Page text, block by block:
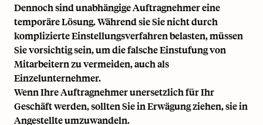
Dennoch sind unabhängige Auftragnehmer eine
temporäre Lösung. Während sie Sie nicht durch
komplizierte Einstellungsverfahren belasten, müssen
Sie vorsichtig sein, um die falsche Einstufung von
Mitarbeitern zu vermeiden, auch als
Einzelunternehmer.
Wenn Ihre Auftragnehmer unersetzlich für Ihr
Geschäft werden, sollten Sie in Erwägung ziehen, sie in
Angestellte umzuwandeln.